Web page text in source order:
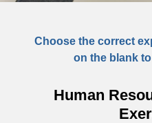
Choose the correct
on the blank
Human